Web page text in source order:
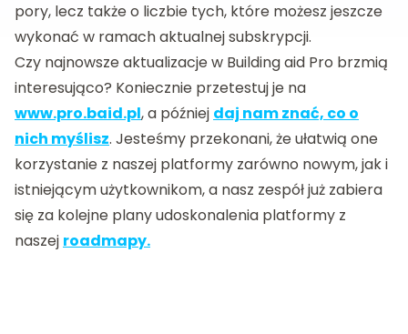
pory, lecz także o liczbie tych, które możesz jeszcze
wykonać w ramach aktualnej subskrypcji.
Czy najnowsze aktualizacje w Building aid Pro brzmią
interesująco? Koniecznie przetestuj je na
www.pro.baid.pl, a później daj nam znać, co o
nich myślisz. Jesteśmy przekonani, że ułatwią one
korzystanie z naszej platformy zarówno nowym, jak i
istniejącym użytkownikom, a nasz zespół już zabiera
się za kolejne plany udoskonalenia platformy z
naszej roadmapy.